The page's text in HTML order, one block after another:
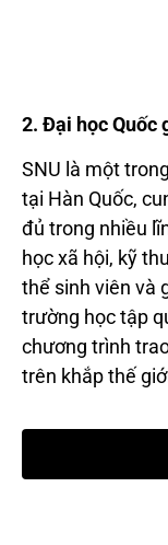
2. Đại học Quốc
SNU là một
tại Hàn Quốc,
đủ trong nhiều
học xã hội, kỹ
thể sinh viên và
trường học tập
chương trình
trên khắp thế